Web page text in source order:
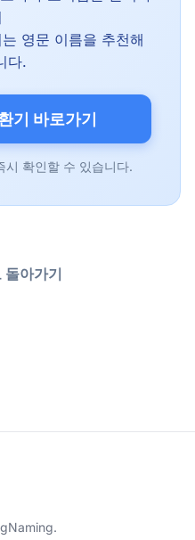
영문 이름을 추천해
다.
기 바로가기
시 확인할 수 있습니다.
돌아가기